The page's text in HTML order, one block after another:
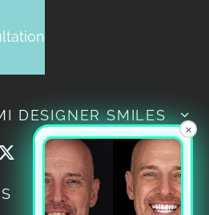
DESIGNER SMILES
×